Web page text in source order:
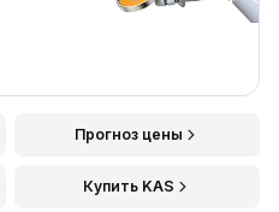
Прогноз цены
Купить KAS